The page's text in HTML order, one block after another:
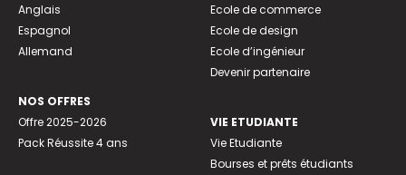
Anglais
Espagnol
Allemand
NOS OFFRES
Offre 2025-2026
Pack Réussite 4 ans
Ecole de commerce
Ecole de design
Ecole d’ingénieur
Devenir partenaire
VIE ETUDIANTE
Vie Etudiante
Bourses et prêts étudiants